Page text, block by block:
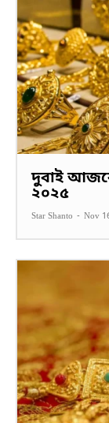
দুবাই
২০২৫
Star Shanto - Nov